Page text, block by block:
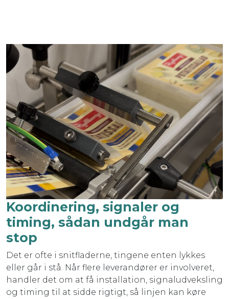
Koordinering, signaler og
timing, sådan undgår man
stop
Det er ofte i snitfladerne, tingene enten lykkes
eller går i stå. Når flere leverandører er involveret,
handler det om at få installation, signaludveksling
og timing til at sidde rigtigt, så linjen kan køre